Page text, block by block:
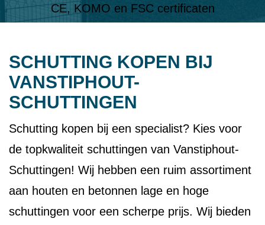
CE, KOMO en FSC certificaten
SCHUTTING KOPEN BIJ
VANSTIPHOUT-
SCHUTTINGEN
Schutting kopen bij een specialist? Kies voor
de topkwaliteit schuttingen van Vanstiphout-
Schuttingen! Wij hebben een ruim assortiment
aan houten en betonnen lage en hoge
schuttingen voor een scherpe prijs. Wij bieden